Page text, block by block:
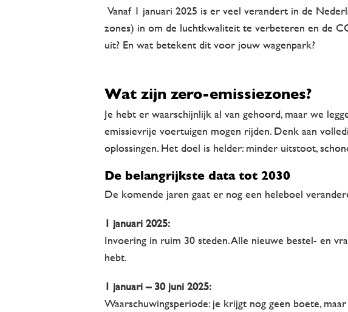
Vanaf 1 januari 2025 is er veel verandert in de
zones) in om de luchtkwaliteit te verbeteren en de
uit? En wat betekent dit voor jouw wagenpark?
Wat zijn zero-emissiezones?
Je hebt er waarschijnlijk al van gehoord, maar we
emissievrije voertuigen mogen rijden. Denk aan
oplossingen. Het doel is helder: minder uitstoot,
De belangrijkste data tot 2030
De komende jaren gaat er nog een heleboel
1 januari 2025:
Invoering in ruim 30 steden. Alle nieuwe bestel- en
hebt.
1 januari – 30 juni 2025:
Waarschuwingsperiode: je krijgt noggeen boete,